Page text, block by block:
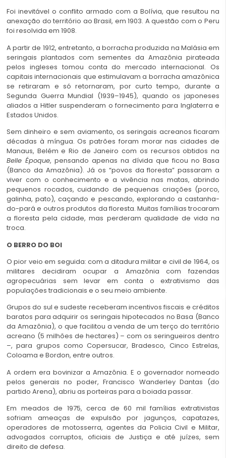
Foi inevitável o conflito armado com a Bolívia, que resultou na
anexação do território ao Brasil, em 1903. A questão com o Peru
foi resolvida em 1908.
A partir de 1912, entretanto, a borracha produzida na Malásia em
seringais plantados com sementes da Amazônia pirateada
pelos ingleses tomou conta do mercado internacional. Os
capitais internacionais que estimulavam a borracha amazônica
se retiraram e só retornaram, por curto tempo, durante a
Segunda Guerra Mundial (1939–1945), quando os japoneses
aliados a Hitler suspenderam o fornecimento para Inglaterra e
Estados Unidos.
Sem dinheiro e sem aviamento, os seringais acreanos ficaram
décadas à míngua. Os patrões foram morar nas cidades de
Manaus, Belém e Rio de Janeiro com os recursos obtidos na
Belle Époque, pensando apenas na dívida que ficou no Basa
(Banco da Amazônia). Já os “povos da floresta” passaram a
viver com o conhecimento e a vivência nas matas, abrindo
pequenos rocados, cuidando de pequenas criações (porco,
galinha, pato), caçando e pescando, explorando a castanha-
do-pará e outros produtos da floresta. Muitas famílias trocaram
a floresta pela cidade, mas perderam qualidade de vida na
troca.
O BERRO DO BOI
O pior veio em seguida: com a ditadura militar e civil de 1964, os
militares decidiram ocupar a Amazônia com fazendas
agropecuárias sem levar em conta o extrativismo das
populações tradicionais e o seu meio ambiente.
Grupos do sul e sudeste receberam incentivos fiscais e créditos
baratos para adquirir os seringais hipotecados no Basa (Banco
da Amazônia), o que facilitou a venda de um terço do território
acreano (5 milhões de hectares) – com os seringueiros dentro
–, para grupos como Copersucar, Bradesco, Cinco Estrelas,
Coloama e Bordon, entre outros.
A ordem era bovinizar a Amazônia. E o governador nomeado
pelos generais no poder, Francisco Wanderley Dantas (do
partido Arena), abriu as porteiras para a boiada passar.
Em meados de 1975, cerca de 60 mil famílias extrativistas
sofriam ameaças de expulsão por jagunços, capatazes,
operadores de motosserra, agentes da Policia Civil e Militar,
advogados corruptos, oficiais de Justiça e até juízes, sem
direito de defesa.